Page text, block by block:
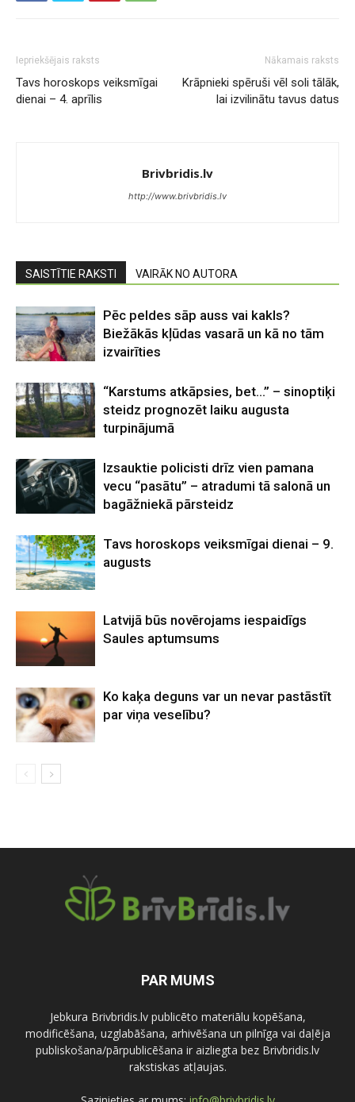
Iepriekšējais raksts
Tavs horoskops veiksmīgai
dienai – 4. aprīlis
Nākamais raksts
Krāpnieki spēruši vēl soli tālāk,
lai izvilinātu tavus datus
Brivbridis.lv
http://www.brivbridis.lv
SAISTĪTIE RAKSTI VAIRĀK NO AUTORA
Pēc peldes sāp auss vai kakls?
Biežākās kļūdas vasarā un kā no tām
izvairīties
“Karstums atkāpsies, bet…” – sinoptiķi
steidz prognozēt laiku augusta
turpinājumā
Izsauktie policisti drīz vien pamana
vecu “pasātu” – atradumi tā salonā un
bagāžniekā pārsteidz
Tavs horoskops veiksmīgai dienai – 9.
augusts
Latvijā būs novērojams iespaidīgs
Saules aptumsums
Ko kaķa deguns var un nevar pastāstīt
par viņa veselību?
PAR MUMS
Jebkura Brivbridis.lv publicēto materiālu kopēšana,
modificēšana, uzglabāšana, arhivēšana un pilnīga vai daļēja
publiskošana/pārpublicēšana ir aizliegta bez Brivbridis.lv
rakstiskas atļaujas.